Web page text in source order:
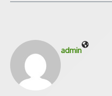
admin